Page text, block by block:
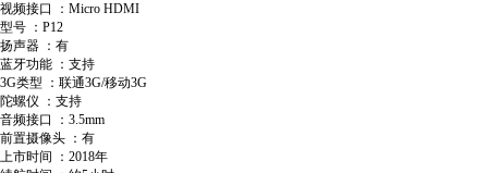
视频接口 ：Micro HDMI
型号 ：P12
扬声器 ：有
蓝牙功能 ：支持
3G类型 ：联通3G/移动3G
陀螺仪 ：支持
音频接口 ：3.5mm
前置摄像头 ：有
上市时间 ：2018年